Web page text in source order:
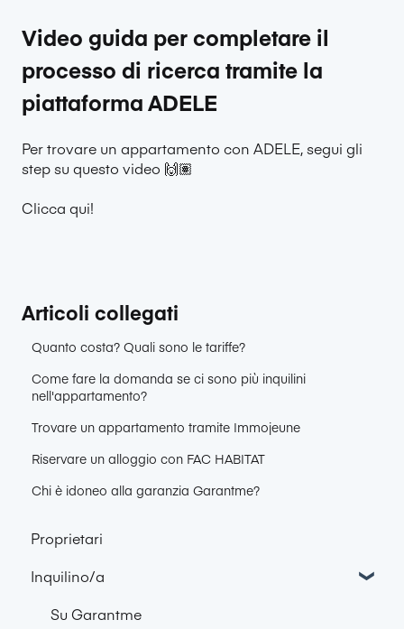
Video guida per completare il
processo di ricerca tramite la
piattaforma ADELE
Per trovare un appartamento con ADELE, segui gli
step su questo video 🙌🏽
Clicca qui!
Articoli collegati
Quanto costa? Quali sono le tariffe?
Come fare la domanda se ci sono più inquilini
nell'appartamento?
Trovare un appartamento tramite Immojeune
Riservare un alloggio con FAC HABITAT
Chi è idoneo alla garanzia Garantme?
Proprietari
Inquilino/a
Su Garantme